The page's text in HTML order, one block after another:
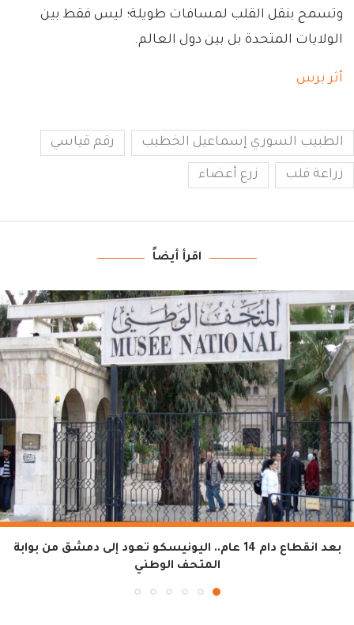
وتسمح بنقل القلب لمسافات طويلة؛ ليس فقط بين
الولايات المتحدة بل بين دول العالم.
أثر برس
الطبيب السوري إسماعيل الخطيب رقم قياسي
زراعة قلب زرع أعضاء
اقرأ أيضاً
بعد انقطاع دام 14 عام.. اليونيسكو تعود إلى دمشق من بوابة
المتحف الوطني